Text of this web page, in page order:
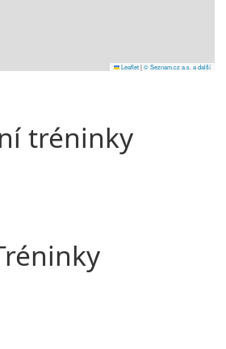
Leaflet|© Seznam.cz a.s. a další
tréninky